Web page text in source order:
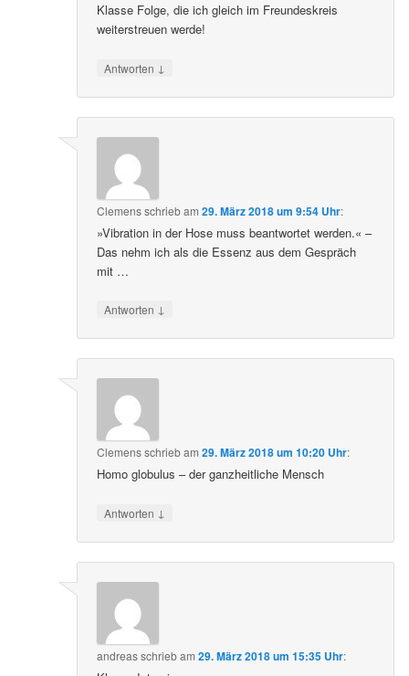
Klasse Folge, die ich gleich im Freundeskreis
weiterstreuen werde!
Antworten ↓
Clemensschriebam29. März 2018 um 9:54 Uhr:
»Vibration in der Hose muss beantwortet werden.« –
Das nehm ich als die Essenz aus dem Gespräch
mit …
Antworten ↓
Clemensschriebam29. März 2018 um 10:20 Uhr:
Homo globulus – der ganzheitliche Mensch
Antworten ↓
andreasschriebam29. März 2018 um 15:35 Uhr: